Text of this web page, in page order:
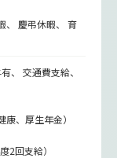
、 慶弔休暇、 育
、 交通費支給、
、厚生年金）
2回支給）